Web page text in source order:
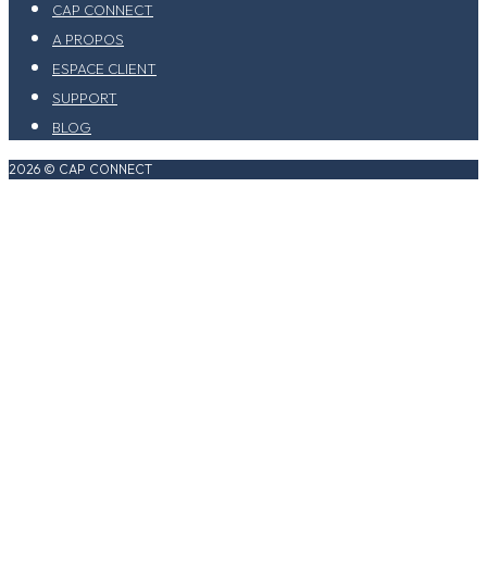
CAP CONNECT
A PROPOS
ESPACE CLIENT
SUPPORT
BLOG
2026 © CAP CONNECT